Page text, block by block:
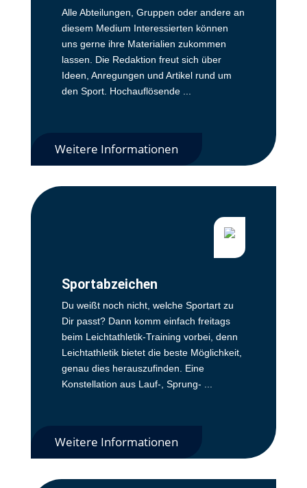
Alle Abteilungen, Gruppen oder andere an
diesem Medium Interessierten können
uns gerne ihre Materialien zukommen
lassen. Die Redaktion freut sich über
Ideen, Anregungen und Artikel rund um
den Sport. Hochauflösende ...
Weitere Informationen
Sportabzeichen
Du weißt noch nicht, welche Sportart zu
Dir passt? Dann komm einfach freitags
beim Leichtathletik-Training vorbei, denn
Leichtathletik bietet die beste Möglichkeit,
genau dies herauszufinden. Eine
Konstellation aus Lauf-, Sprung- ...
Weitere Informationen